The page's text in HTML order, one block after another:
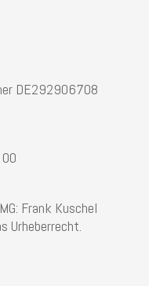
DE292906708
Frank Kuschel
Urheberrecht.